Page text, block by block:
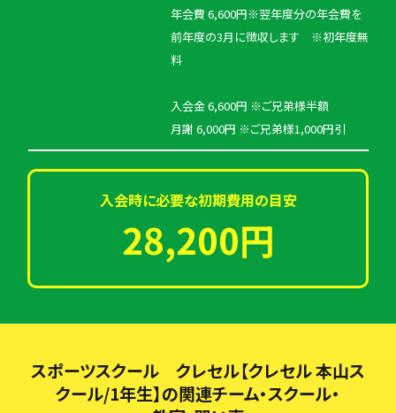
年会費 6,600円※翌年度分の年会費を
前年度の3月に徴収します ※初年度無
料
入会金 6,600円 ※ご兄弟様半額
月謝 6,000円 ※ご兄弟様1,000円引
入会時に必要な初期費用の目安
28,200円
スポーツスクール クレセル【クレセル 本山ス
クール/1年生】の関連チーム・スクール・